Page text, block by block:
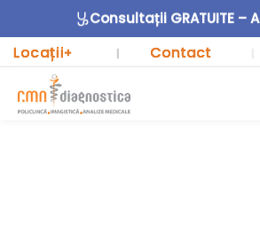
Consultații GRATUITE –
Locații+ | Contact